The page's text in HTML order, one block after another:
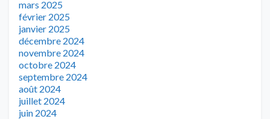
mars 2025
février 2025
janvier 2025
décembre 2024
novembre 2024
octobre 2024
septembre 2024
août 2024
juillet 2024
juin 2024